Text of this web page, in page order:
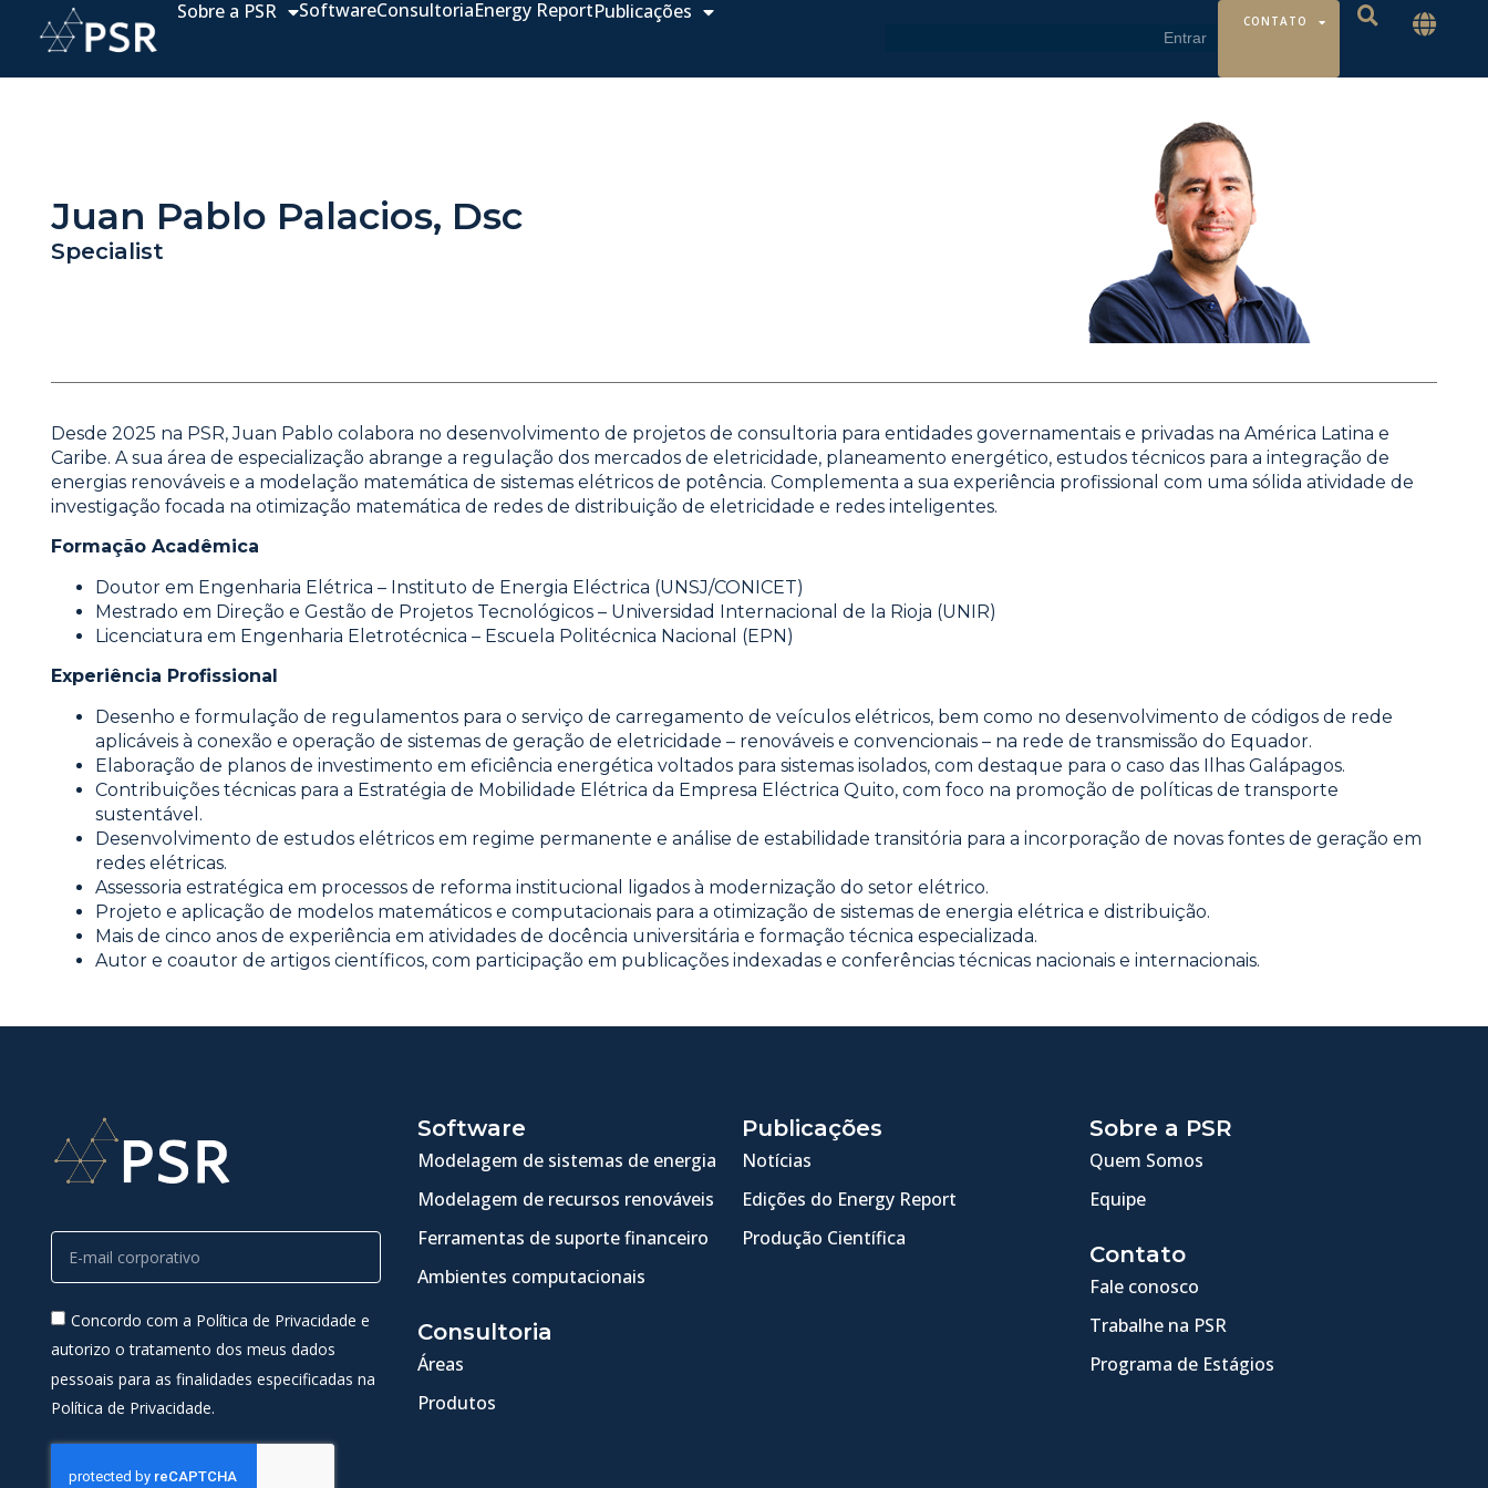
Sobre a PSR SoftwareConsultoriaEnergy ReportPublicações CONTATO
Juan Pablo Palacios, Dsc
Specialist
Desde 2025 na PSR, Juan Pablo colabora no desenvolvimento de projetos de consultoria para entidades governamentais e privadas na América Latina e
Caribe. A sua área de especialização abrange a regulação dos mercados de eletricidade, planeamento energético, estudos técnicos para a integração de
energias renováveis e a modelação matemática de sistemas elétricos de potência. Complementa a sua experiência profissional com uma sólida atividade de
investigação focada na otimização matemática de redes de distribuição de eletricidade e redes inteligentes.
Formação Acadêmica
Doutor em Engenharia Elétrica – Instituto de Energia Eléctrica (UNSJ/CONICET)
Mestrado em Direção e Gestão de Projetos Tecnológicos – Universidad Internacional de la Rioja (UNIR)
Licenciatura em Engenharia Eletrotécnica – Escuela Politécnica Nacional (EPN)
Experiência Profissional
Desenho e formulação de regulamentos para o serviço de carregamento de veículos elétricos, bem como no desenvolvimento de códigos de rede
aplicáveis à conexão e operação de sistemas de geração de eletricidade – renováveis e convencionais – na rede de transmissão do Equador.
Elaboração de planos de investimento em eficiência energética voltados para sistemas isolados, com destaque para o caso das Ilhas Galápagos.
Contribuições técnicas para a Estratégia de Mobilidade Elétrica da Empresa Eléctrica Quito, com foco na promoção de políticas de transporte
sustentável.
Desenvolvimento de estudos elétricos em regime permanente e análise de estabilidade transitória para a incorporação de novas fontes de geração em
redes elétricas.
Assessoria estratégica em processos de reforma institucional ligados à modernização do setor elétrico.
Projeto e aplicação de modelos matemáticos e computacionais para a otimização de sistemas de energia elétrica e distribuição.
Mais de cinco anos de experiência em atividades de docência universitária e formação técnica especializada.
Autor e coautor de artigos científicos, com participação em publicações indexadas e conferências técnicas nacionais e internacionais.
Concordo com a Política de Privacidade e
autorizo o tratamento dos meus dados
pessoais para as finalidades especificadas na
Política de Privacidade.
Software
Modelagem de sistemas de energia
Modelagem de recursos renováveis
Ferramentas de suporte financeiro
Ambientes computacionais
Consultoria
Áreas
Produtos
Publicações
Notícias
Edições do Energy Report
Produção Científica
Sobre a PSR
Quem Somos
Equipe
Contato
Fale conosco
Trabalhe na PSR
Programa de Estágios